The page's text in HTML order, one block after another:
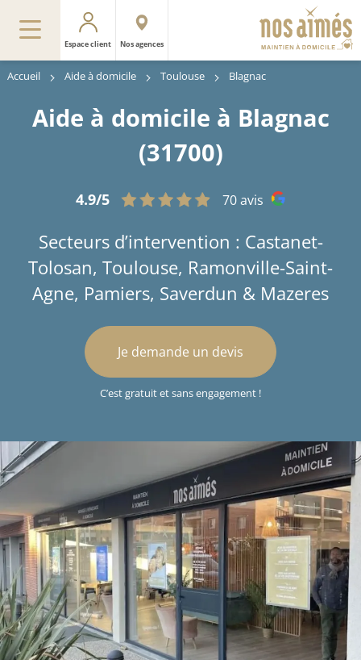
Espace client Nos agences
Accueil Aide à domicile Toulouse Blagnac
Aide à domicile à Blagnac
(31700)
4.9/5 70 avis
Secteurs d’intervention : Castanet-
Tolosan, Toulouse, Ramonville-Saint-
Agne, Pamiers, Saverdun & Mazeres
Je demande un devis
C’est gratuit et sans engagement !